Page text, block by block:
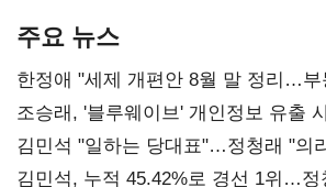
주요 뉴스
한정애 "세제 개편안 8월 말 정리…
조승래, '블루웨이브' 개인정보 유출
통감"
김민석 "일하는 당대표"…정청래 "의
김민석, 누적 45.42%로 경선 1위…정